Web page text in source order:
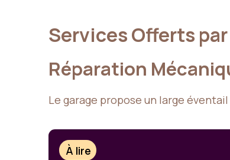
Services Offerts
Réparation
Le garage propose un large
À lire